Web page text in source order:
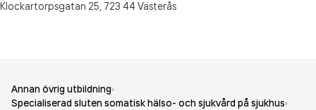
Klockartorpsgatan 25, 723 44 Västerås
Annan övrig utbildning
Specialiserad sluten somatisk hälso- och sjukvård på sjukhus